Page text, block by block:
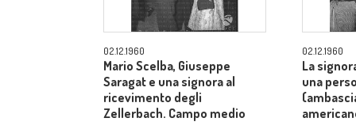
02.12.1960
Mario Scelba, Giuseppe
Saragat e una signora al
ricevimento degli
Zellerbach. Campo medio
02.12.1960
La
una